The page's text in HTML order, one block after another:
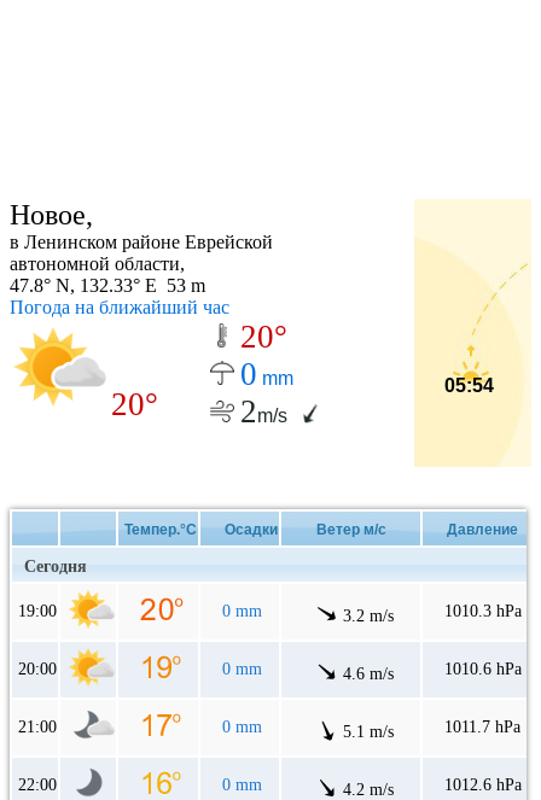
Новое,
в Ленинском районе Еврейской
автономной области,
47.8° N, 132.33° E 53 m
Погода на ближайший час
20°
20°
0 mm
2m/s
05:54
Темпер.°C Осадки Ветер м/с Давление
Сегодня
19:00 0 mm 3.2 m/s 1010.3 hPa
20:00 0 mm 4.6 m/s 1010.6 hPa
21:00 0 mm 5.1 m/s 1011.7 hPa
22:00 0 mm 4.2 m/s 1012.6 hPa